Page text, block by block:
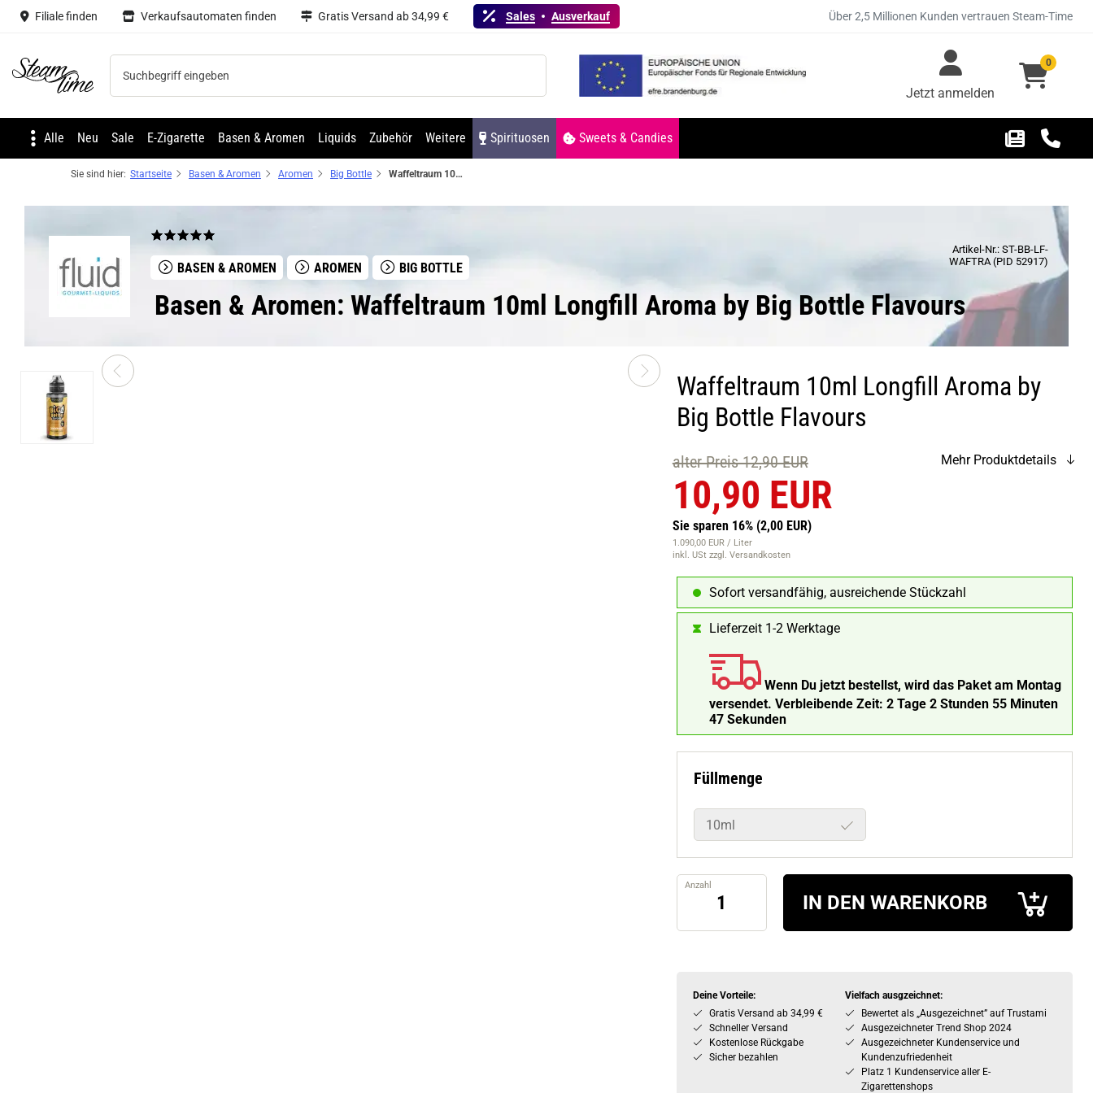
Filiale finden Verkaufsautomaten finden Gratis Versand ab 34,99 € Sales Ausverkauf Über 2,5 Millionen Kunden vertrauen Steam-Time
Steam time Jetzt anmelden
0
Alle Neu Sale E-Zigarette Basen & Aromen Liquids Zubehör Weitere Spirituosen Sweets & Candies
Sie sind hier: Startseite Basen & Aromen Aromen Big Bottle Waffeltraum 10ml Longfill Aroma by Big Bottle Flavours
BASEN & AROMEN AROMEN BIG BOTTLE
Artikel-Nr.: ST-BB-LF-
WAFTRA (PID 52917)
Basen & Aromen: Waffeltraum 10ml Longfill Aroma by Big Bottle Flavours
Waffeltraum 10ml Longfill Aroma by
Big Bottle Flavours
alter Preis 12,90 EUR
10,90 EUR
Sie sparen 16% (2,00 EUR)
1.090,00 EUR / Liter
inkl. USt zzgl. Versandkosten
Mehr Produktdetails
Sofort versandfähig, ausreichende Stückzahl
Lieferzeit 1-2 Werktage
Wenn Du jetzt bestellst, wird das Paket am Montag
versendet. Verbleibende Zeit: 2 Tage 2 Stunden 55 Minuten
47 Sekunden
Füllmenge
10ml
Anzahl
IN DEN WARENKORB
Deine Vorteile:
Gratis Versand ab 34,99 €
Schneller Versand
Kostenlose Rückgabe
Sicher bezahlen
Vielfach ausgzeichnet:
Bewertet als „Ausgezeichnet” auf Trustami
Ausgezeichneter Trend Shop 2024
Ausgezeichneter Kundenservice und
Kundenzufriedenheit
Platz 1 Kundenservice aller E-
Zigarettenshops